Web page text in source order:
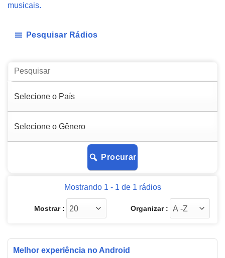
musicais.
Pesquisar Rádios
Procurar
Mostrando 1 - 1 de 1 rádios
Mostrar : Organizar :
Melhor experiência no Android